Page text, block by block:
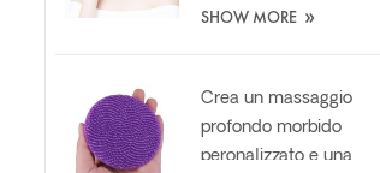
unghie di gatto
SHOW MORE »
Crea un massaggio
profondo morbido
peronalizzato e una